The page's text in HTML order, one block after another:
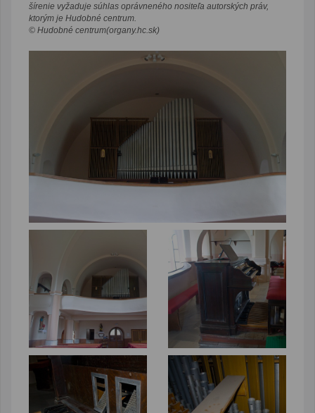
šírenie vyžaduje súhlas oprávneného nositeľa autorských práv,
ktorým je Hudobné centrum.
© Hudobné centrum(organy.hc.sk)